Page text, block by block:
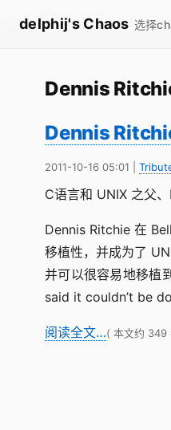
delphij's Chaos 选择
Dennis
Dennis
2011-10-16 05:01
C语言和 UNIX 之父
Dennis Ritchie 在
移植性，并成为了
并可以很容易地移植
said it couldn’t be
阅读全文…( 本文约 349